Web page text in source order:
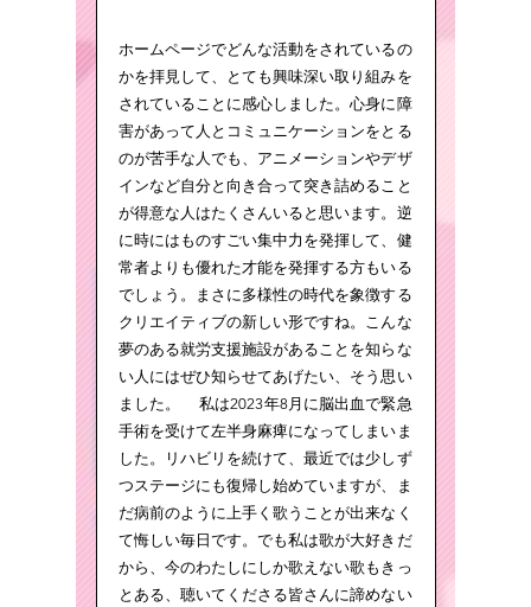
ホームページでどんな活動をされているの
かを拝見して、とても興味深い取り組みを
されていることに感心しました。心身に障
害があって人とコミュニケーションをとる
のが苦手な人でも、アニメーションやデザ
インなど自分と向き合って突き詰めること
が得意な人はたくさんいると思います。逆
に時にはものすごい集中力を発揮して、健
常者よりも優れた才能を発揮する方もいる
でしょう。まさに多様性の時代を象徴する
クリエイティブの新しい形ですね。こんな
夢のある就労支援施設があることを知らな
い人にはぜひ知らせてあげたい、そう思い
ました。 私は2023年8月に脳出血で緊急
手術を受けて左半身麻痺になってしまいま
した。リハビリを続けて、最近では少しず
つステージにも復帰し始めていますが、ま
だ病前のように上手く歌うことが出来なく
て悔しい毎日です。でも私は歌が大好きだ
から、今のわたしにしか歌えない歌もきっ
とある、聴いてくださる皆さんに諦めない